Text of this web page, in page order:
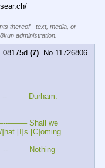
thereof - text, media, or
administration.
08175d (7) No.11726806
Durham.
Shall we
[I]s [C]oming
Nothing